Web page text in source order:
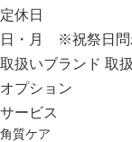
定休日
日・月 ※祝祭日問
取扱いブランド 取
オプション
サービス
角質ケア